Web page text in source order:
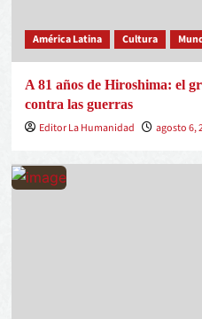
América Latina Cultura
A 81 años de Hiroshima: el
contra las guerras
Editor La Humanidad
agosto 6,